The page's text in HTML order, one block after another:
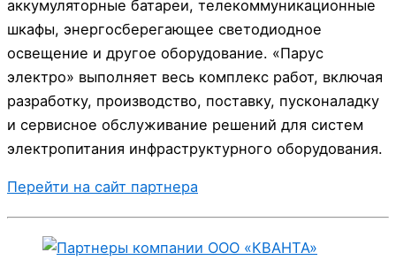
аккумуляторные батареи, телекоммуникационные
шкафы, энергосберегающее светодиодное
освещение и другое оборудование. «Парус
электро» выполняет весь комплекс работ, включая
разработку, производство, поставку, пусконаладку
и сервисное обслуживание решений для систем
электропитания инфраструктурного оборудования.
Перейти на сайт партнера